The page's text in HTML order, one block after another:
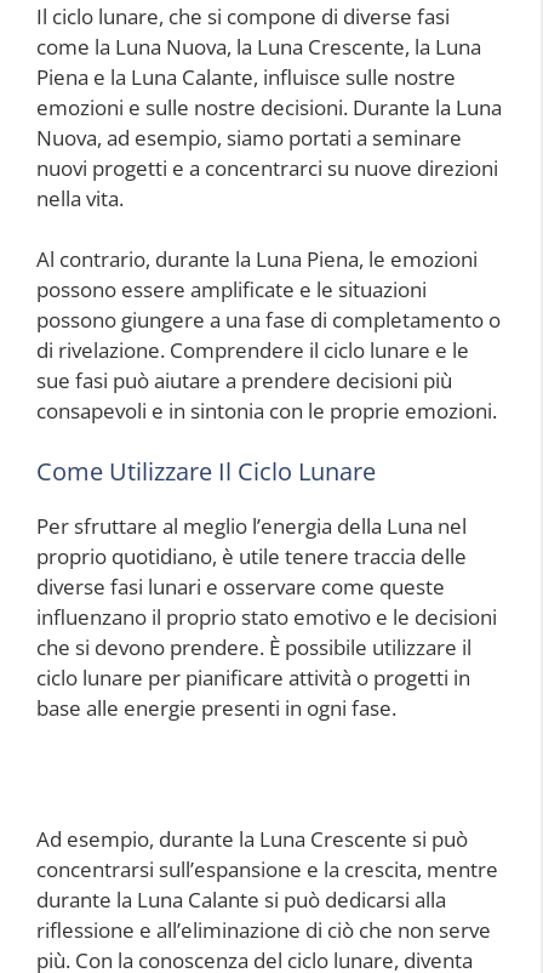
Il ciclo lunare, che si compone di diverse fasi
come la Luna Nuova, la Luna Crescente, la Luna
Piena e la Luna Calante, influisce sulle nostre
emozioni e sulle nostre decisioni. Durante la Luna
Nuova, ad esempio, siamo portati a seminare
nuovi progetti e a concentrarci su nuove direzioni
nella vita.
Al contrario, durante la Luna Piena, le emozioni
possono essere amplificate e le situazioni
possono giungere a una fase di completamento o
di rivelazione. Comprendere il ciclo lunare e le
sue fasi può aiutare a prendere decisioni più
consapevoli e in sintonia con le proprie emozioni.
Come Utilizzare Il Ciclo Lunare
Per sfruttare al meglio l’energia della Luna nel
proprio quotidiano, è utile tenere traccia delle
diverse fasi lunari e osservare come queste
influenzano il proprio stato emotivo e le decisioni
che si devono prendere. È possibile utilizzare il
ciclo lunare per pianificare attività o progetti in
base alle energie presenti in ogni fase.
Ad esempio, durante la Luna Crescente si può
concentrarsi sull’espansione e la crescita, mentre
durante la Luna Calante si può dedicarsi alla
riflessione e all’eliminazione di ciò che non serve
più. Con la conoscenza del ciclo lunare, diventa